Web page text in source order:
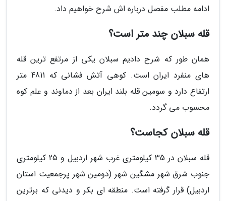
ادامه مطلب مفصل درباره اش شرح خواهیم داد.
قله سبلان چند متر است؟
همان طور که شرح دادیم سبلان یکی از مرتفع ترین قله
های منفرد ایران است. کوهی آتش فشانی که 4811 متر
ارتفاع دارد و سومین قله بلند ایران بعد از دماوند و علم کوه
محسوب می گردد.
قله سبلان کجاست؟
قله سبلان در 35 کیلومتری غرب شهر اردبیل و 25 کیلومتری
جنوب شرق شهر مشگین شهر (دومین شهر پرجمعیت استان
اردبیل) قرار گرفته است. منطقه ای بکر و دیدنی که برترین